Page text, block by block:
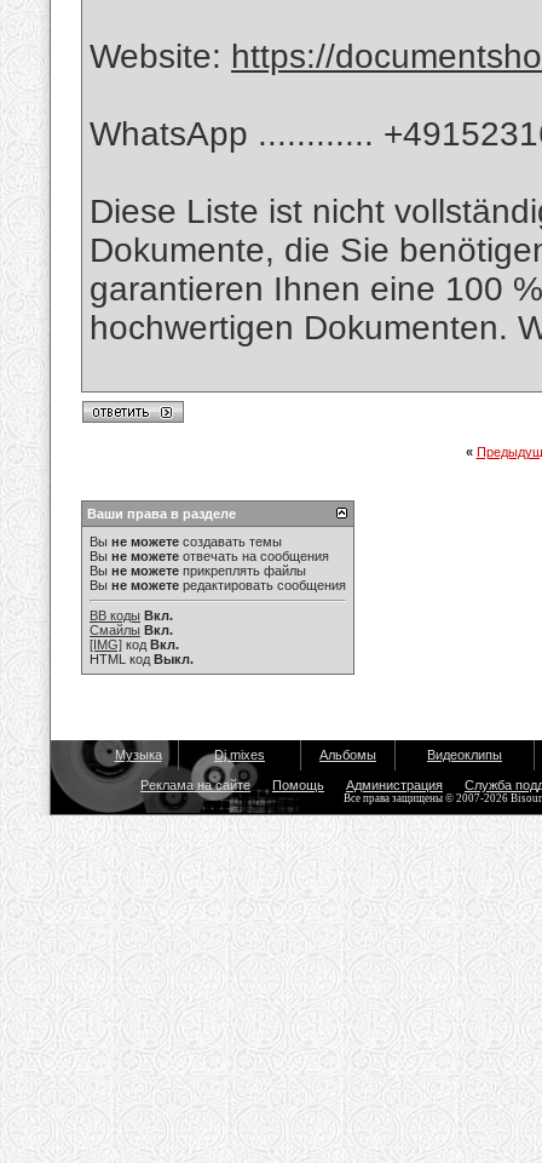
Website: https://
WhatsApp ............
Diese Liste ist nicht
Dokumente, die Sie
garantieren Ihnen eine 100
hochwertigen Dokumenten.
«
Ваши права в разделе
Вы не можете создавать темы
Вы не можете отвечать на сообщения
Вы не можете прикреплять файлы
Вы не можете редактировать сообщения
BB коды Вкл.
Смайлы Вкл.
[IMG] код Вкл.
HTML код Выкл.
Музыка Dj mixes Альбомы Видеоклипы
Реклама на сайте Помощь Администрация Служба
Все права защищены © 2007-2026